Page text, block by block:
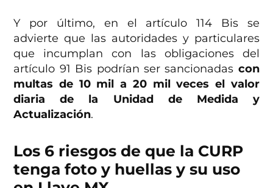
Y por último, en el artículo 114 Bis se
advierte que las autoridades y particulares
que incumplan con las obligaciones del
artículo 91 Bis podrían ser sancionadas con
multas de 10 mil a 20 mil veces el valor
diaria de la Unidad de Medida y
Actualización.
Los 6 riesgos de que la CURP
tenga foto y huellas y su uso